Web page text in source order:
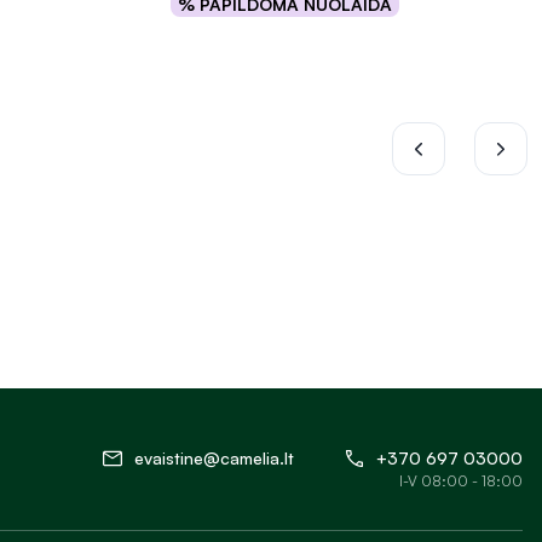
% PAPILDOMA NUOLAIDA
Į krepšelį
evaistine@camelia.lt +370 697 03000
I-V 08:00 - 18:00